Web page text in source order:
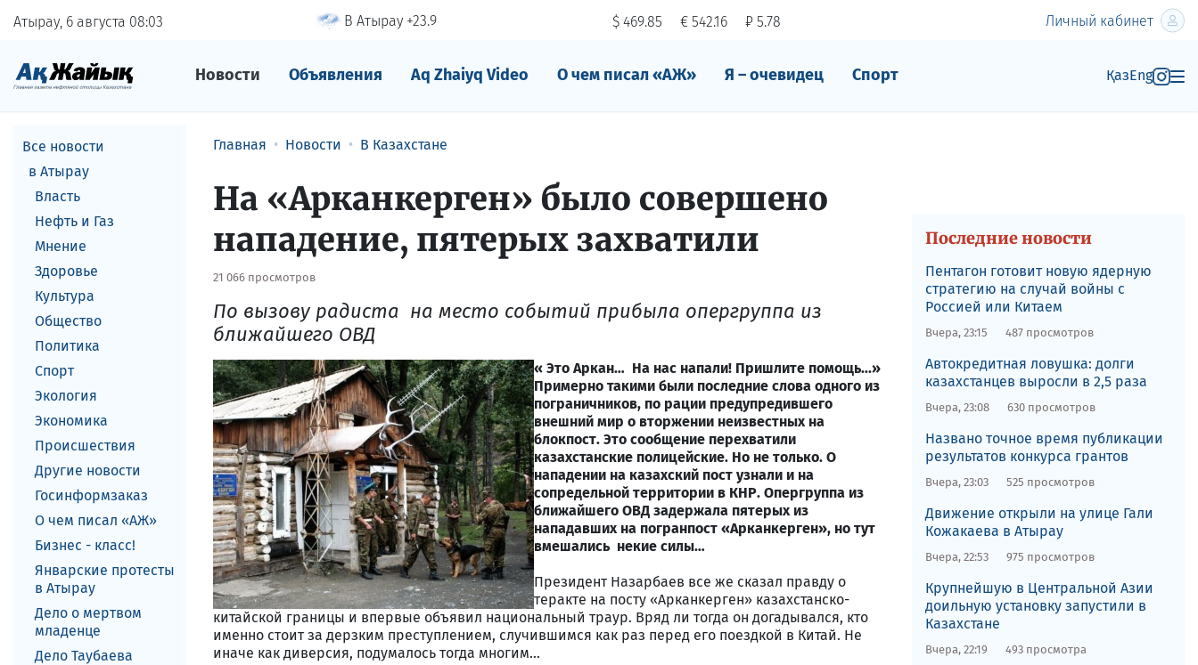
Атырау, 6 августа 08 03 В Атырау +23.9 $ 469.85 € 542.16 ₽ 5.78 Личный кабинет
Новости Объявления Aq Zhaiyq Video О чем писал «АЖ» Я – очевидец Спорт ҚазEng
Все новости
в Атырау
Власть
Нефть и Газ
Мнение
Здоровье
Культура
Общество
Политика
Спорт
Экология
Экономика
Происшествия
Другие новости
Госинформзаказ
О чем писал «АЖ»
Бизнес - класс!
Январские протесты
в Атырау
Дело о мертвом
младенце
Дело Таубаева
Главная Новости В Казахстане
На «Арканкерген» было совершено
нападение, пятерых захватили
21 066 просмотров
По вызову радиста на место событий прибыла опергруппа из
ближайшего ОВД
« Это Аркан… На нас напали! Пришлите помощь...»
Примерно такими были последние слова одного из
пограничников, по рации предупредившего
внешний мир о вторжении неизвестных на
блокпост. Это сообщение перехватили
казахстанские полицейские. Но не только. О
нападении на казахский пост узнали и на
сопредельной территории в КНР. Опергруппа из
ближайшего ОВД задержала пятерых из
нападавших на погранпост «Арканкерген», но тут
вмешались некие силы…
Президент Назарбаев все же сказал правду о
теракте на посту «Арканкерген» казахстанско-
китайской границы и впервые объявил национальный траур. Вряд ли тогда он догадывался, кто
именно стоит за дерзким преступлением, случившимся как раз перед его поездкой в Китай. Не
иначе как диверсия, подумалось тогда многим…
Последние новости
Пентагон готовит новую ядерную
стратегию на случай войны с
Россией или Китаем
Вчера, 23:15 487 просмотров
Автокредитная ловушка: долги
казахстанцев выросли в 2,5 раза
Вчера, 23:08 630 просмотров
Названо точное время публикации
результатов конкурса грантов
Вчера, 23:03 525 просмотров
Движение открыли на улице Гали
Кожакаева в Атырау
Вчера, 22:53 975 просмотров
Крупнейшую в Центральной Азии
доильную установку запустили в
Казахстане
Вчера, 22:19 493 просмотра